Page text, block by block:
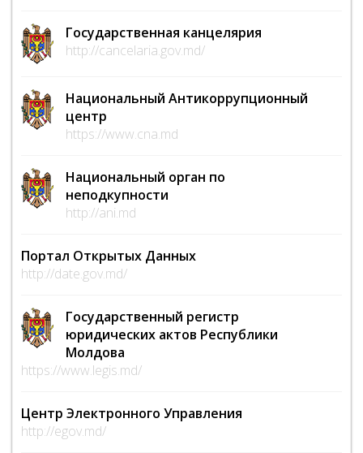
Государственная канцелярия
http://cancelaria.gov.md/
Национальный Антикоррупционный
центр
https://www.cna.md
Национальный орган по
неподкупности
http://ani.md
Портал Открытых Данных
http://date.gov.md/
Государственный регистр
юридических актов Республики
Молдова
https://www.legis.md/
Центр Электронного Управления
http://egov.md/